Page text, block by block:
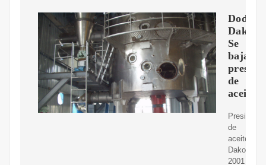
Dodge
Dakota
Se
baja
presión
de
aceite
Presión
de
aceite
Dakota
2001